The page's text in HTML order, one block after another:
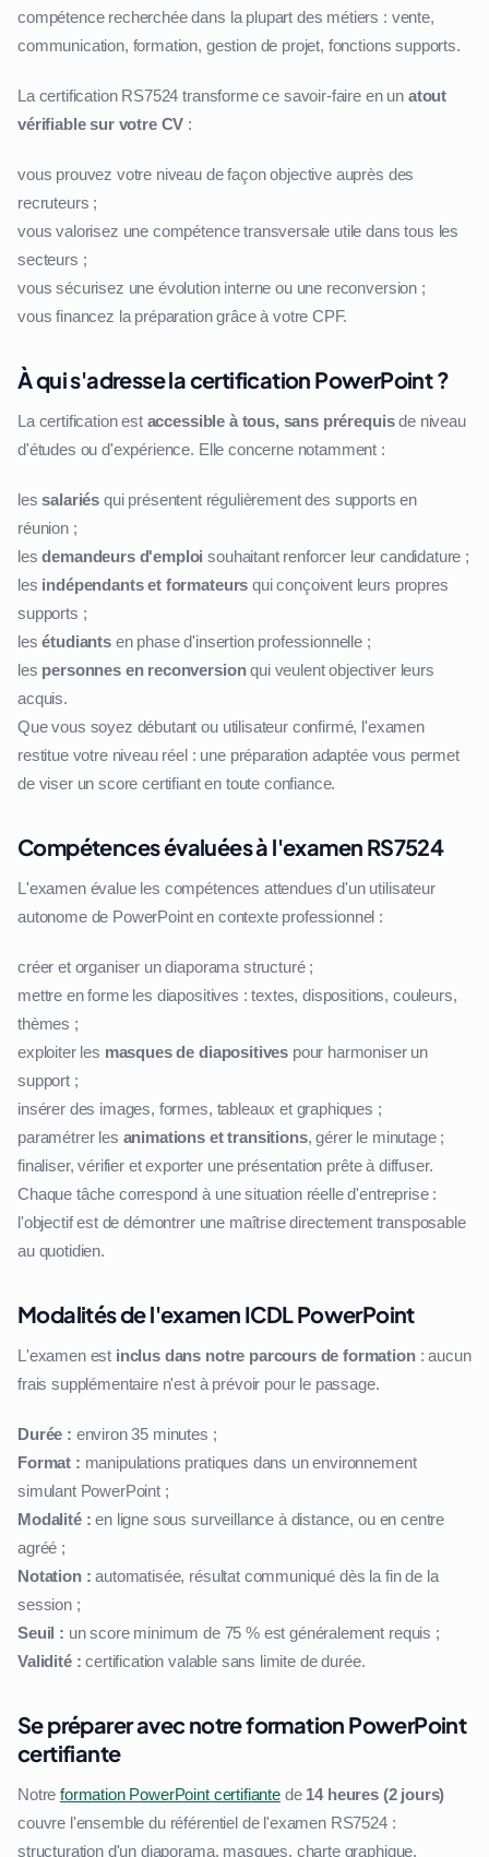
compétence recherchée dans la plupart des métiers : vente,
communication, formation, gestion de projet, fonctions supports.
La certification RS7524 transforme ce savoir-faire en un atout
vérifiable sur votre CV :
vous prouvez votre niveau de façon objective auprès des
recruteurs ;
vous valorisez une compétence transversale utile dans tous les
secteurs ;
vous sécurisez une évolution interne ou une reconversion ;
vous financez la préparation grâce à votre CPF.
À qui s'adresse la certification PowerPoint ?
La certification est accessible à tous, sans prérequisde niveau
d'études ou d'expérience. Elle concerne notamment :
lessalariés qui présentent régulièrement des supports en
réunion ;
lesdemandeurs d'emploi souhaitant renforcer leur candidature ;
les indépendants et formateurs qui conçoivent leurs propres
supports ;
lesétudiantsen phase d'insertion professionnelle ;
les personnes en reconversionqui veulent objectiver leurs
acquis.
Que vous soyez débutant ou utilisateur confirmé, l'examen
restitue votre niveau réel : une préparation adaptée vous permet
de viser un score certifiant en toute confiance.
Compétences évaluées à l'examen RS7524
L'examen évalue les compétences attendues d'un utilisateur
autonome de PowerPoint en contexte professionnel :
créer et organiser un diaporama structuré ;
mettre en forme les diapositives : textes, dispositions, couleurs,
thèmes ;
exploiter les masques de diapositives pour harmoniser un
support ;
insérer des images, formes, tableaux et graphiques ;
paramétrer les animations et transitions, gérer le minutage ;
finaliser, vérifier et exporter une présentation prête à diffuser.
Chaque tâche correspond à une situation réelle d'entreprise :
l'objectif est de démontrer une maîtrise directement transposable
au quotidien.
Modalités de l'examen ICDL PowerPoint
L'examen est inclus dans notre parcours de formation: aucun
frais supplémentaire n'est à prévoir pour le passage.
Durée : environ 35 minutes ;
Format : manipulations pratiques dans un environnement
simulant PowerPoint ;
Modalité : en ligne sous surveillance à distance, ou en centre
agréé ;
Notation : automatisée, résultat communiqué dès la fin de la
session ;
Seuil : un score minimum de 75 % est généralement requis ;
Validité : certification valable sans limite de durée.
Se préparer avec notre formation PowerPoint
certifiante
Notreformation PowerPoint certifiantede 14 heures (2 jours)
couvre l'ensemble du référentiel de l'examen RS7524 :
structuration d'un diaporama, masques, charte graphique,